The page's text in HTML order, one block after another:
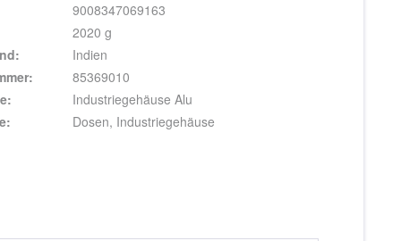
9008347069163
2020 g
Indien
85369010
Industriegehäuse Alu
Dosen, Industriegehäuse